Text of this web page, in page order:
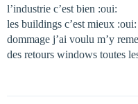
l’industrie c’est bien :oui:
les buildings c’est mieux :oui:
dommage j’ai voulu m’y
des retours windows toutes